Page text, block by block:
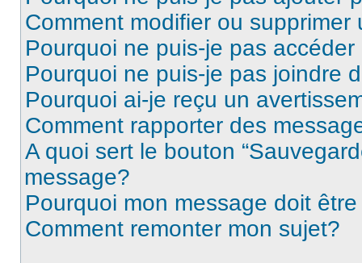
Comment modifier ou supprimer
Pourquoi ne puis-je pas
Pourquoi ne puis-je pas joindre
Pourquoi ai-je reçu un
Comment rapporter des
A quoi sert le bouton
message?
Pourquoi mon message doit
Comment remonter mon sujet?